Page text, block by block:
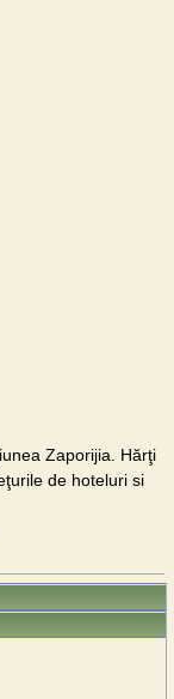
Zaporijia. Hărţi
de hoteluri si